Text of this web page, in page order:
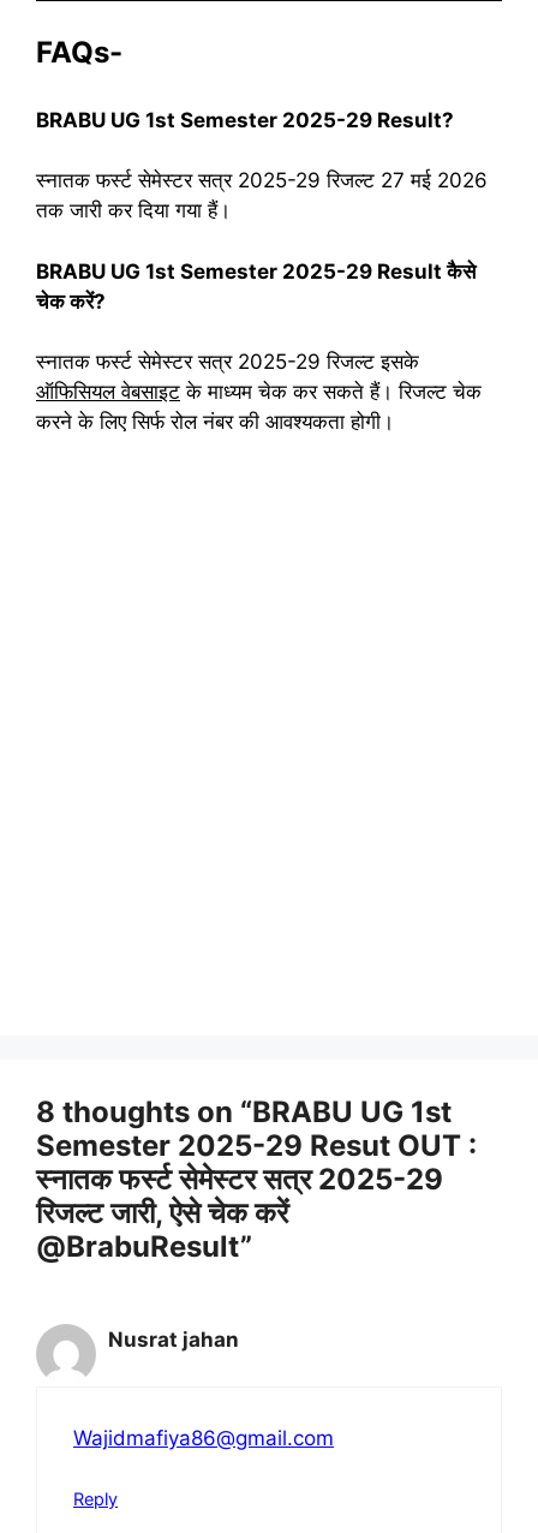
FAQs-
BRABU UG 1st Semester 2025-29 Result?
स्नातक फर्स्ट सेमेस्टर सत्र 2025-29 रिजल्ट 27 मई 2026
तक जारी कर दिया गया हैं।
BRABU UG 1st Semester 2025-29 Result कैसे
चेक करें?
स्नातक फर्स्ट सेमेस्टर सत्र 2025-29 रिजल्ट इसके
ऑफिसियल वेबसाइट के माध्यम चेक कर सकते हैं। रिजल्ट चेक
करने के लिए सिर्फ रोल नंबर की आवश्यकता होगी।
8 thoughts on “BRABU UG 1st
Semester 2025-29 Resut OUT :
स्नातक फर्स्ट सेमेस्टर सत्र 2025-29
रिजल्ट जारी, ऐसे चेक करें
@BrabuResult”
Nusrat jahan
Wajidmafiya86@gmail.com
Reply